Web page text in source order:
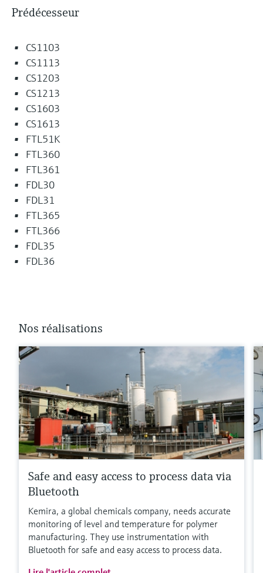
Prédécesseur
CS1103
CS1113
CS1203
CS1213
CS1603
CS1613
FTL51K
FTL360
FTL361
FDL30
FDL31
FTL365
FTL366
FDL35
FDL36
Nos réalisations
Safe and easy access to process data via
Bluetooth
Kemira, a global chemicals company, needs accurate
monitoring of level and temperature for polymer
manufacturing. They use instrumentation with
Bluetooth for safe and easy access to process data.